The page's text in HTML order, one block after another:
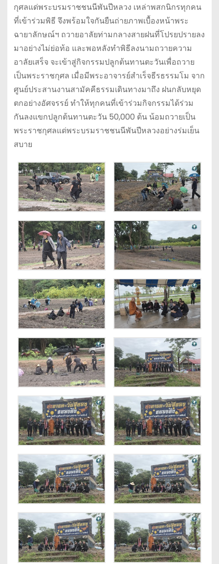
กุศลแด่พระบรมราชชนนีพันปีหลวง เหล่าพสกนิกรทุกคน
ที่เข้าร่วมพิธี จึงพร้อมใจกันยืนถ่ายภาพเบื้องหน้าพระ
ฉายาลักษณ์ฯ ถวายอาลัยท่ามกลางสายฝนที่โปรยปรายลง
มาอย่างไม่ย่อท้อ และพอหลังทำพิธีลงนามถวายความ
อาลัยเสร็จ จะเข้าสู่กิจกรรมปลูกต้นทานตะวันเพื่อถวาย
เป็นพระราชกุศล เมื่อมีพระอาจารย์สำเร็จธีรธรรมโม จาก
ศูนย์ประสานงานสามัคคีธรรมเดินทางมาถึง ฝนกลับหยุด
ตกอย่างอัศจรรย์ ทำให้ทุกคนที่เข้าร่วมกิจกรรมได้ร่วม
กันลงแขกปลูกต้นทานตะวัน 50,000 ต้น น้อมถวายเป็น
พระราชกุศลแด่พระบรมราชชนนีพันปีหลวงอย่างร่มเย็น
สบาย